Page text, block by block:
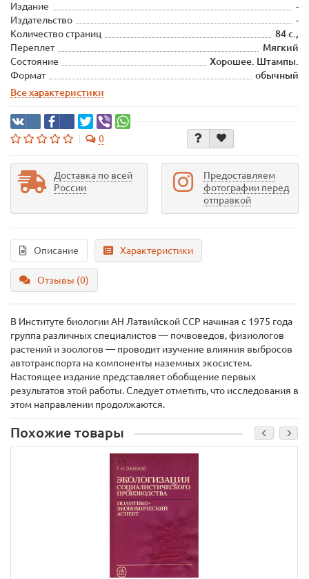
Издание
-
Издательство
-
Количество страниц
84 с.,
Переплет
Мягкий
Состояние
Хорошее. Штампы.
Формат
обычный
Все характеристики
0
Доставка по всей
России
Предоставляем
фотографии перед
отправкой
Описание Характеристики
Отзывы (0)
В Институте биологии АН Латвийской ССР начиная с 1975 года
группа различных специалистов — почвоведов, физиологов
растений и зоологов — проводит изучение влияния выбросов
автотранспорта на компоненты наземных экосистем.
Настоящее издание представляет обобщение первых
результатов этой работы. Следует отметить, что исследования в
этом направлении продолжаются.
Похожие товары